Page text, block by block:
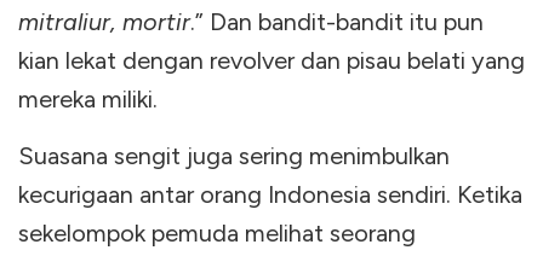
mitraliur, mortir.” Dan bandit-bandit itu pun
kian lekat dengan revolver dan pisau belati yang
mereka miliki.
Suasana sengit juga sering menimbulkan
kecurigaan antar orang Indonesia sendiri. Ketika
sekelompok pemuda melihat seorang